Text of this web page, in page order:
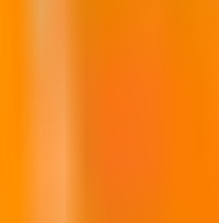
dược phẩm, chuẩn GMP,
triển nhanh (chỉ 07 ngày).
nấm mốc…, dễ bảo trì, sửa
xúc với vật liệu là cao su các
trong điều kiện sử dụng